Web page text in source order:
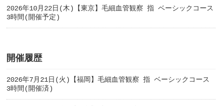
2026年10月22日(木)【東京】毛細血管観察 指 ベーシックコース
3時間(開催予定)
開催履歴
2026年7月21日(火)【福岡】毛細血管観察 指 ベーシックコース
3時間(開催済)